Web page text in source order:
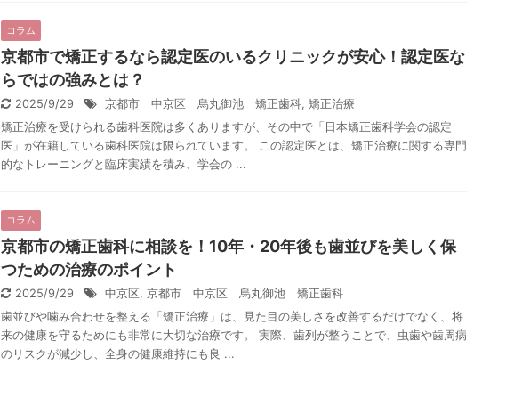
コラム
京都市で矯正するなら認定医のいるクリニックが安心！認定医な
らではの強みとは？
2025/9/29 京都市 中京区 烏丸御池 矯正歯科, 矯正治療
矯正治療を受けられる歯科医院は多くありますが、その中で「日本矯正歯科学会の認定
医」が在籍している歯科医院は限られています。 この認定医とは、矯正治療に関する専門
的なトレーニングと臨床実績を積み、学会の ...
コラム
京都市の矯正歯科に相談を！10年・20年後も歯並びを美しく保
つための治療のポイント
2025/9/29 中京区, 京都市 中京区 烏丸御池 矯正歯科
歯並びや噛み合わせを整える「矯正治療」は、見た目の美しさを改善するだけでなく、将
来の健康を守るためにも非常に大切な治療です。 実際、歯列が整うことで、虫歯や歯周病
のリスクが減少し、全身の健康維持にも良 ...